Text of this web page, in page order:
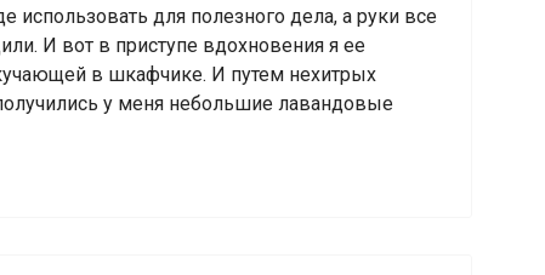
использовать для полезного дела, а руки все
И вот в приступе вдохновения я ее
в шкафчике. И путем нехитрых
у меня небольшие лавандовые